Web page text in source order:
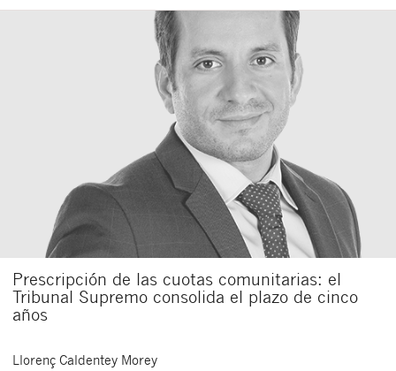
Prescripción de las cuotas comunitarias: el
Tribunal Supremo consolida el plazo de cinco
años
Llorenç Caldentey Morey